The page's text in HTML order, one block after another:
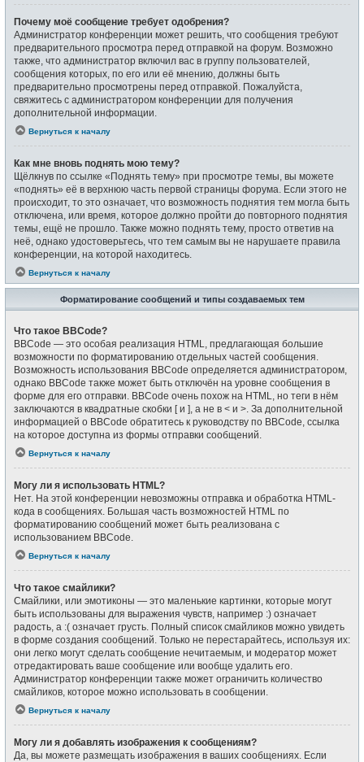
Почему моё сообщение требует одобрения?
Администратор конференции может решить, что сообщения требуют
предварительного просмотра перед отправкой на форум. Возможно
также, что администратор включил вас в группу пользователей,
сообщения которых, по его или её мнению, должны быть
предварительно просмотрены перед отправкой. Пожалуйста,
свяжитесь с администратором конференции для получения
дополнительной информации.
Вернуться к началу
Как мне вновь поднять мою тему?
Щёлкнув по ссылке «Поднять тему» при просмотре темы, вы можете
«поднять» её в верхнюю часть первой страницы форума. Если этого не
происходит, то это означает, что возможность поднятия тем могла быть
отключена, или время, которое должно пройти до повторного поднятия
темы, ещё не прошло. Также можно поднять тему, просто ответив на
неё, однако удостоверьтесь, что тем самым вы не нарушаете правила
конференции, на которой находитесь.
Вернуться к началу
Форматирование сообщений и типы создаваемых тем
Что такое BBCode?
BBCode — это особая реализация HTML, предлагающая большие
возможности по форматированию отдельных частей сообщения.
Возможность использования BBCode определяется администратором,
однако BBCode также может быть отключён на уровне сообщения в
форме для его отправки. BBCode очень похож на HTML, но теги в нём
заключаются в квадратные скобки [ и ], а не в < и >. За дополнительной
информацией о BBCode обратитесь к руководству по BBCode, ссылка
на которое доступна из формы отправки сообщений.
Вернуться к началу
Могу ли я использовать HTML?
Нет. На этой конференции невозможны отправка и обработка HTML-
кода в сообщениях. Большая часть возможностей HTML по
форматированию сообщений может быть реализована с
использованием BBCode.
Вернуться к началу
Что такое смайлики?
Смайлики, или эмотиконы — это маленькие картинки, которые могут
быть использованы для выражения чувств, например :) означает
радость, а :( означает грусть. Полный список смайликов можно увидеть
в форме создания сообщений. Только не перестарайтесь, используя их:
они легко могут сделать сообщение нечитаемым, и модератор может
отредактировать ваше сообщение или вообще удалить его.
Администратор конференции также может ограничить количество
смайликов, которое можно использовать в сообщении.
Вернуться к началу
Могу ли я добавлять изображения к сообщениям?
Да, вы можете размещать изображения в ваших сообщениях. Если